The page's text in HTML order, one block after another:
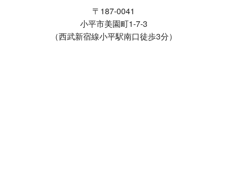
〒187-0041
小平市美園町1-7-3
（西武新宿線小平駅南口徒歩3分）